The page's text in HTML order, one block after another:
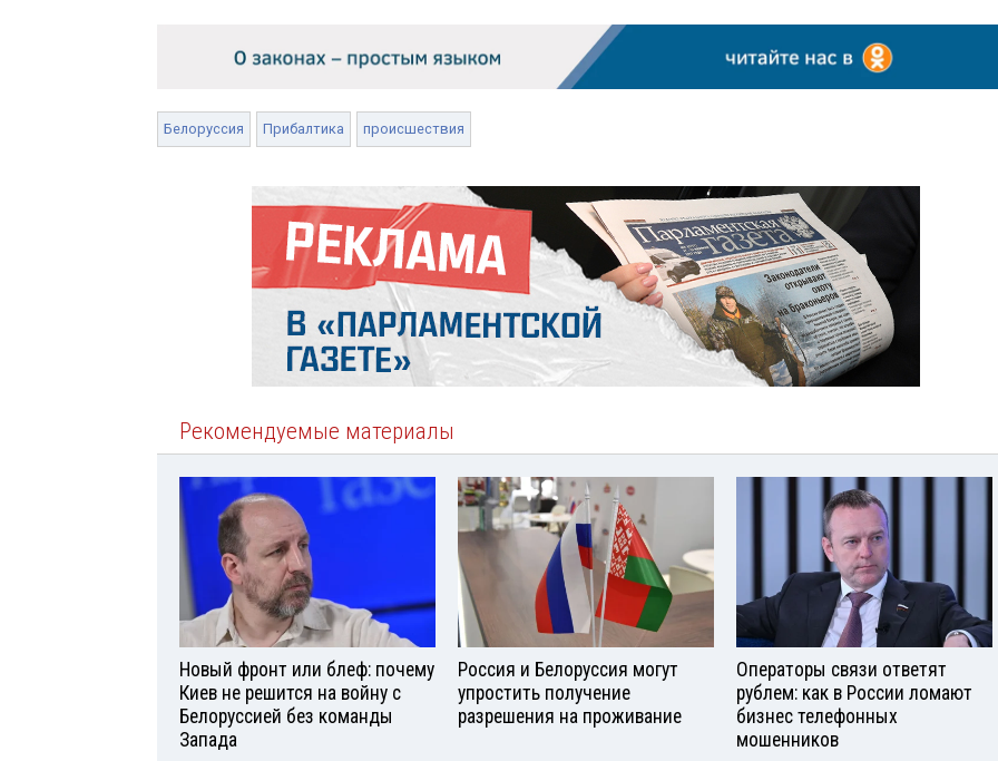
Белоруссия Прибалтика происшествия
Рекомендуемые материалы
Новый фронт или блеф: почему
Киев не решится на войну с
Белоруссией без команды
Запада
Россия и Белоруссия могут
упростить получение
разрешения на проживание
Операторы связи ответят
рублем: как в России ломают
бизнес телефонных
мошенников